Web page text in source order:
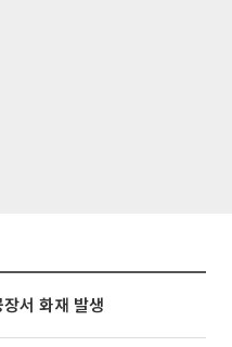
서 화재 발생